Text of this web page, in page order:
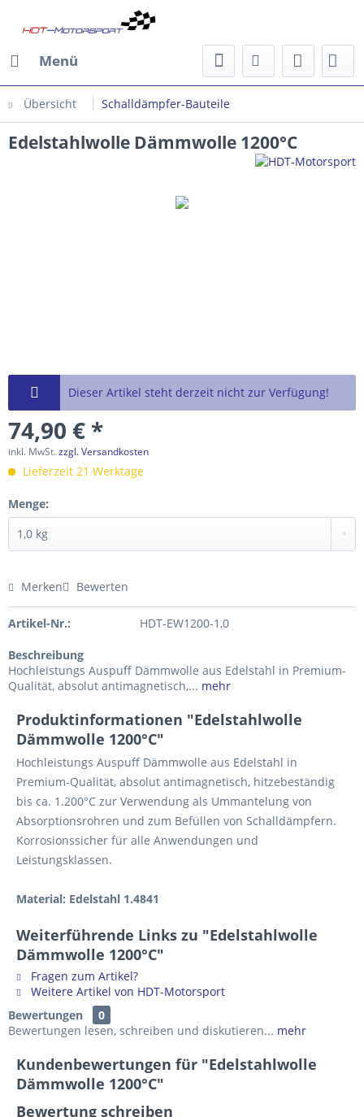
Menü
Übersicht Schalldämpfer-Bauteile
Edelstahlwolle Dämmwolle 1200°C
Dieser Artikel steht derzeit nicht zur Verfügung!
74,90 € *
inkl. MwSt.zzgl. Versandkosten
Lieferzeit 21 Werktage
Menge:
Merken Bewerten
Artikel-Nr.: HDT-EW1200-1,0
Beschreibung
Hochleistungs Auspuff Dämmwolle aus Edelstahl in Premium-
Qualität, absolut antimagnetisch,... mehr
Produktinformationen "Edelstahlwolle
Dämmwolle 1200°C"
Hochleistungs Auspuff Dämmwolle aus Edelstahl in
Premium-Qualität, absolut antimagnetisch, hitzebeständig
bis ca. 1.200°C zur Verwendung als Ummantelung von
Absorptionsrohren und zum Befüllen von Schalldämpfern.
Korrosionssicher für alle Anwendungen und
Leistungsklassen.
Material: Edelstahl 1.4841
Weiterführende Links zu "Edelstahlwolle
Dämmwolle 1200°C"
Fragen zum Artikel?
Weitere Artikel von HDT-Motorsport
Bewertungen
0
Bewertungen lesen, schreiben und diskutieren... mehr
Kundenbewertungen für "Edelstahlwolle
Dämmwolle 1200°C"
Bewertung schreiben